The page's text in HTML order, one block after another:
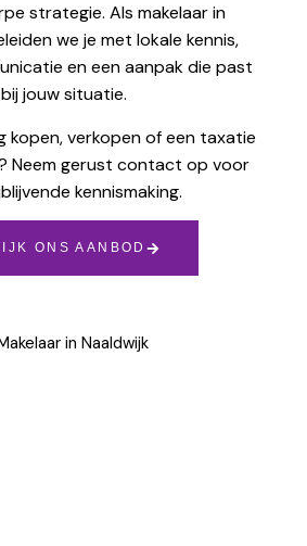
strategie. Als makelaar in
we je met lokale kennis,
en een aanpak die past
bij jouw situatie.
kopen, verkopen of een taxatie
Neem gerust contact op voor
kennismaking.
ONS AANBOD